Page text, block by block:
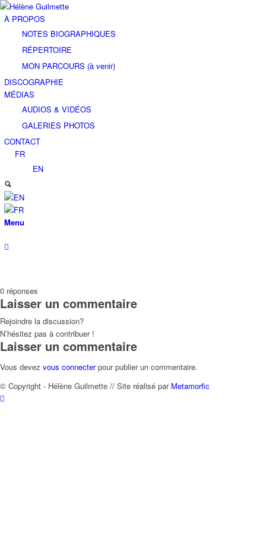
À PROPOS
NOTES BIOGRAPHIQUES
RÉPERTOIRE
MON PARCOURS (à venir)
DISCOGRAPHIE
MÉDIAS
AUDIOS & VIDÉOS
GALERIES PHOTOS
CONTACT
FR
EN
Menu
0 réponses
Laisser un commentaire
Rejoindre la discussion?
N’hésitez pas à contribuer !
Laisser un commentaire
Vous devez vous connecterpour publier un commentaire.
© Copyright - Hélène Guilmette // Site réalisé par Metamorfic